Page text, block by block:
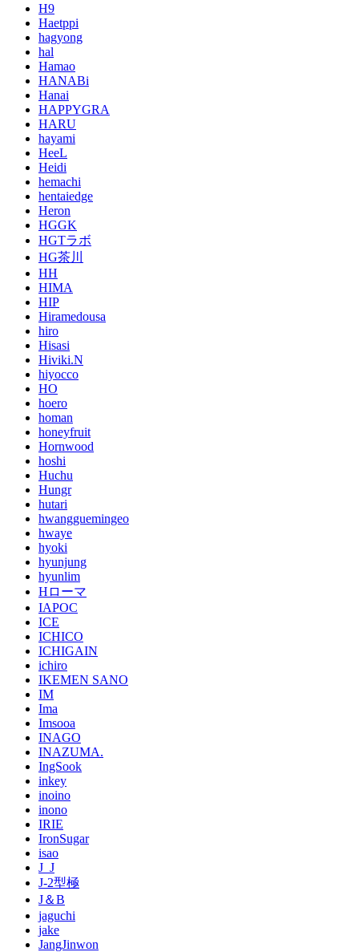
H9
Haetppi
hagyong
hal
Hamao
HANABi
Hanai
HAPPYGRA
HARU
hayami
HeeL
Heidi
hemachi
hentaiedge
Heron
HGGK
HGTラボ
HG茶川
HH
HIMA
HIP
Hiramedousa
hiro
Hisasi
Hiviki.N
hiyocco
HO
hoero
homan
honeyfruit
Hornwood
hoshi
Huchu
Hungr
hutari
hwangguemingeo
hwaye
hyoki
hyunjung
hyunlim
Hローマ
IAPOC
ICE
ICHICO
ICHIGAIN
ichiro
IKEMEN SANO
IM
Ima
Imsooa
INAGO
INAZUMA.
IngSook
inkey
inoino
inono
IRIE
IronSugar
isao
J_J
J-2型極
J＆B
jaguchi
jake
JangJinwon